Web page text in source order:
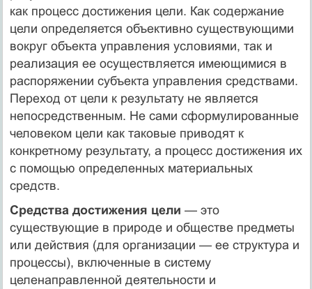
как процесс достижения цели. Как содержание
цели определяется объективно существующими
вокруг объекта управления условиями, так и
реализация ее осу­ществляется имеющимися в
распоряжении субъекта управления средствами.
Переход от цели к результату не является
непосред­ственным. Не сами сформулированные
человеком цели как та­ковые приводят к
конкретному результату, а процесс достиже­ния их
с помощью определенных материальных
средств.
Средства достижения цели — это
существующие в природе и обществе предметы
или действия (для организации — ее структура и
процессы), включенные в систему
целенаправленной деятельно­сти и